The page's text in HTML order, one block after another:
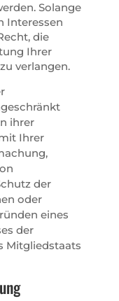
Solange
Interessen
die
Ihrer
verlangen.
ihrer
Ihrer
der
oder
eines
der
Mitgliedstaats